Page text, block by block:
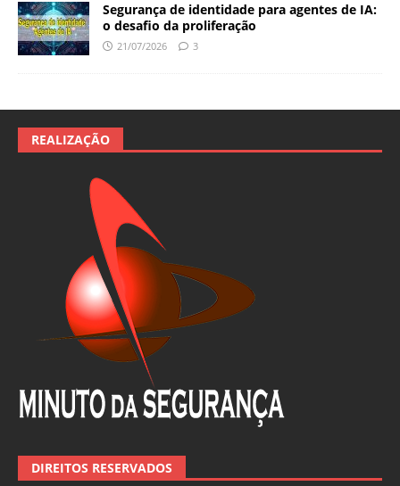
Segurança de identidade para agentes de IA:
o desafio da proliferação
21/07/2026 3
REALIZAÇÃO
DIREITOS RESERVADOS